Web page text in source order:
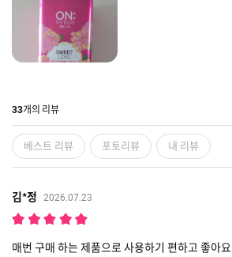
33개의 리뷰
베스트 리뷰 포토리뷰 내 리뷰
김*정 2026.07.23
매번 구매 하는 제품으로 사용하기 편하고 좋아요